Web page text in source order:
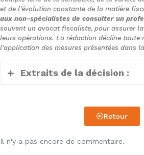
et de l’évolution constante de la matière
aux non-spécialistes de consulter un
souvent un avocat fiscaliste, pour assurer
leurs opérations. La rédaction décline toute
l’application des mesures présentées dans
Extraits de la décision :
1. Il ressort des pièces du
aux juges du fond que M.
janvier 2002 et le 3 janvier
Retour
Il n'y a pas encore de commentaire.